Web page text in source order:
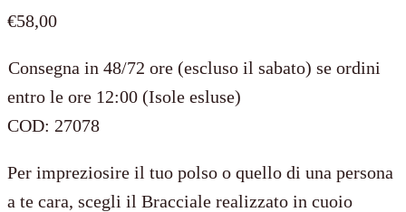
€58,00
Consegna in 48/72 ore (escluso il sabato) se ordini
entro le ore 12:00 (Isole esluse)
COD: 27078
Per impreziosire il tuo polso o quello di una persona
a te cara, scegli il Bracciale realizzato in cuoio